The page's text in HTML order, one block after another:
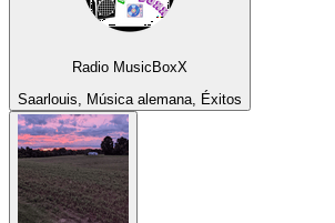
Radio MusicBoxX
Saarlouis, Música alemana, Éxitos